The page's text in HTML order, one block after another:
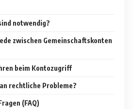
notwendig?
zwischen Gemeinschaftskonten
beim Kontozugriff
rechtliche Probleme?
(FAQ)